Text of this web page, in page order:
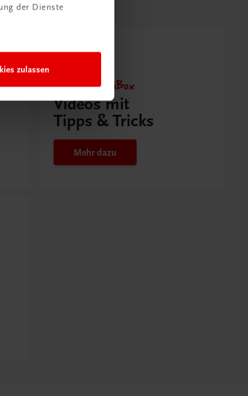
der Dienste
zulassen
Neu zur DigiBox
Videos mit
Tipps & Tricks
Mehr dazu